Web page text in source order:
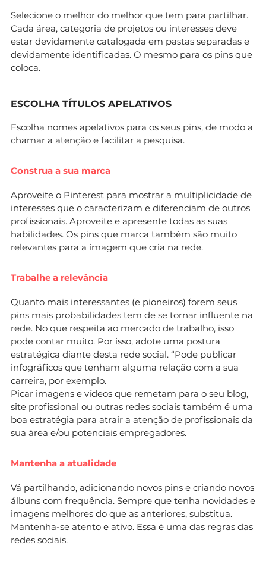
Selecione o melhor do melhor que tem para partilhar.
Cada área, categoria de projetos ou interesses deve
estar devidamente catalogada em pastas separadas e
devidamente identificadas. O mesmo para os pins que
coloca.
ESCOLHA TÍTULOS APELATIVOS
Escolha nomes apelativos para os seus pins, de modo a
chamar a atenção e facilitar a pesquisa.
Construa a sua marca
Aproveite o Pinterest para mostrar a multiplicidade de
interesses que o caracterizam e diferenciam de outros
profissionais. Aproveite e apresente todas as suas
habilidades. Os pins que marca também são muito
relevantes para a imagem que cria na rede.
Trabalhe a relevância
Quanto mais interessantes (e pioneiros) forem seus
pins mais probabilidades tem de se tornar influente na
rede. No que respeita ao mercado de trabalho, isso
pode contar muito. Por isso, adote uma postura
estratégica diante desta rede social. “Pode publicar
infográficos que tenham alguma relação com a sua
carreira, por exemplo.
Picar imagens e vídeos que remetam para o seu blog,
site profissional ou outras redes sociais também é uma
boa estratégia para atrair a atenção de profissionais da
sua área e/ou potenciais empregadores.
Mantenha a atualidade
Vá partilhando, adicionando novos pins e criando novos
álbuns com frequência. Sempre que tenha novidades e
imagens melhores do que as anteriores, substitua.
Mantenha-se atento e ativo. Essa é uma das regras das
redes sociais.